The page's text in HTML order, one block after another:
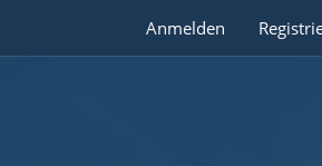
Anmelden